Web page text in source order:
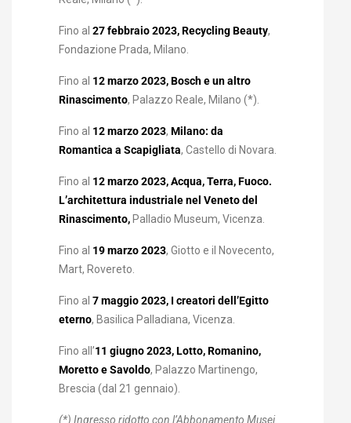
Fino al 27 febbraio 2023, Recycling Beauty,
Fondazione Prada, Milano.
Fino al 12 marzo 2023, Bosch e un altro
Rinascimento, Palazzo Reale, Milano (*).
Fino al 12 marzo 2023, Milano: da
Romantica a Scapigliata, Castello di Novara.
Fino al 12 marzo 2023, Acqua, Terra, Fuoco.
L’architettura industriale nel Veneto del
Rinascimento,Palladio Museum, Vicenza.
Fino al 19 marzo 2023, Giotto e il Novecento,
Mart, Rovereto.
Fino al 7 maggio 2023, I creatori dell’Egitto
eterno, Basilica Palladiana, Vicenza.
Fino all’11 giugno 2023, Lotto, Romanino,
Moretto e Savoldo, Palazzo Martinengo,
Brescia (dal 21 gennaio).
(*) Ingresso ridotto con l’Abbonamento Musei